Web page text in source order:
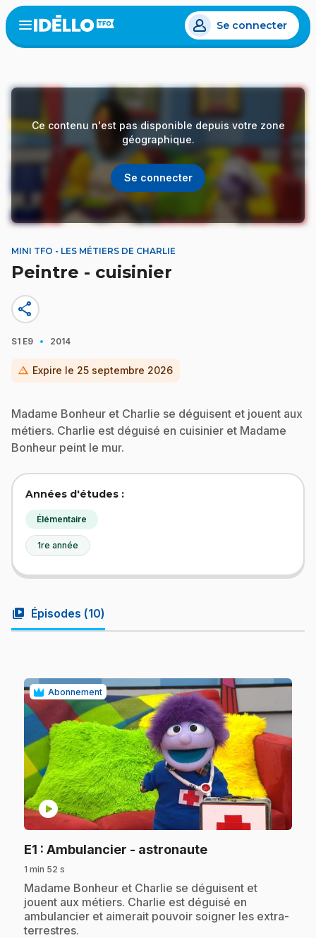
Aller
au
contenu
Open
menu
Se connecter
Ce contenu n'est pas disponible depuis votre zone
géographique.
Se connecter
MINI TFO - LES MÉTIERS DE CHARLIE
Peintre - cuisinier
share
S1 E9 · 2014
warning Expire le 25 septembre 2026
Madame Bonheur et Charlie se déguisent et jouent aux
métiers. Charlie est déguisé en cuisinier et Madame
Bonheur peint le mur.
Années d'études :
Élémentaire
1re année
video_library Épisodes (10)
Abonnement
play_circle
E1 : Ambulancier - astronaute.
1 min 52 s
.Madame Bonheur et Charlie se déguisent et
jouent aux métiers. Charlie est déguisé en
ambulancier et aimerait pouvoir soigner les extra-
terrestres.